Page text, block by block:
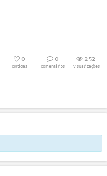
0
curtidas
0
comentários
252
visualizações